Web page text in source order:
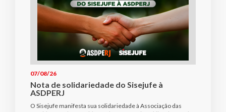
07/08/26
Nota de solidariedade do Sisejufe à
ASDPERJ
O Sisejufe manifesta sua solidariedade à Associação das